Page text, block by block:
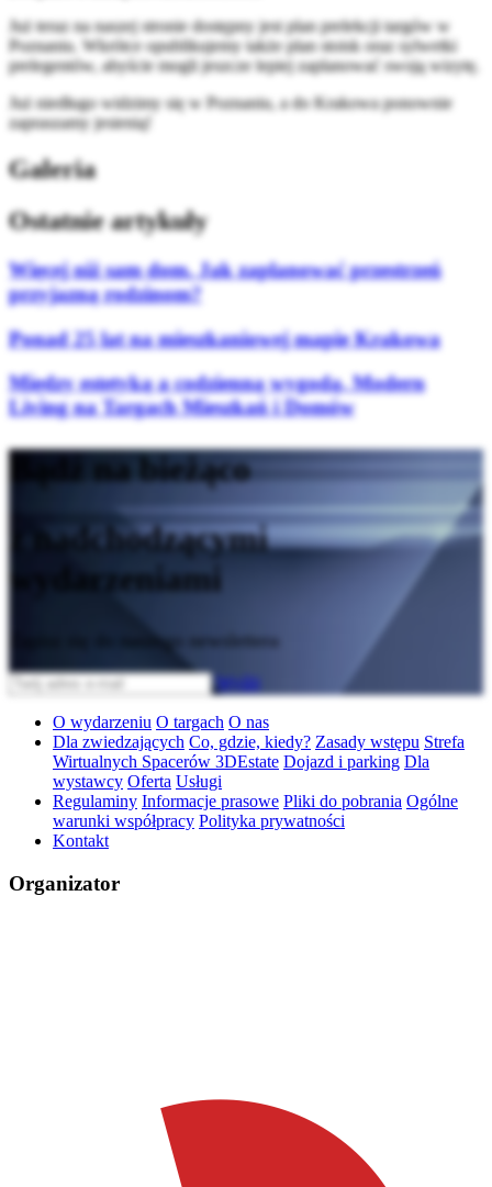
Już teraz na naszej stronie dostępny jest plan prelekcji targów w
Poznaniu. Wkrótce opublikujemy także plan stoisk oraz sylwetki
prelegentów, abyście mogli jeszcze lepiej zaplanować swoją wizytę.
Już niedługo widzimy się w Poznaniu, a do Krakowa ponownie
zapraszamy jesienią!
Galeria
Ostatnie artykuły
Więcej niż sam dom. Jak zaplanować przestrzeń
przyjazną rodzinom?
Ponad 25 lat na mieszkaniowej mapie Krakowa
Między estetyką a codzienną wygodą. Modern
Living na Targach Mieszkań i Domów
Bądź na bieżąco
z nadchodzącymi
wydarzeniami
Zapisz się do naszego newslettera
Wyślij
O wydarzeniu O targach O nas
Dla zwiedzających Co, gdzie, kiedy? Zasady wstępu Strefa
Wirtualnych Spacerów 3DEstate Dojazd i parking Dla
wystawcy Oferta Usługi
Regulaminy Informacje prasowe Pliki do pobrania Ogólne
warunki współpracy Polityka prywatności
Kontakt
Organizator